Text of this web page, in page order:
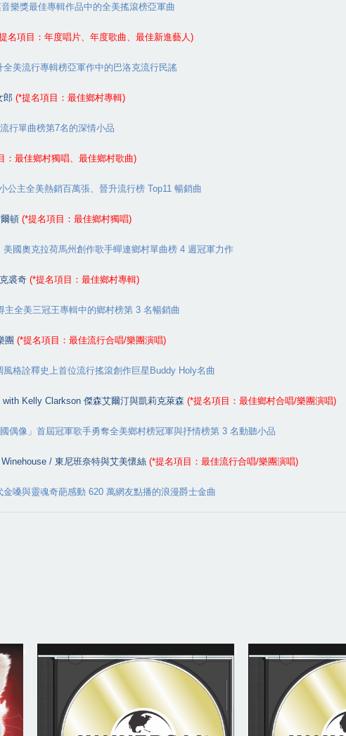
樂獎最佳專輯作品中的全美搖滾榜亞軍曲
名項目：年度唱片、年度歌曲、最佳新進藝人)
美流行專輯榜亞軍作中的巴洛克流行民謠
郎 (*提名項目：最佳鄉村專輯)
行單曲榜第7名的深情小品
：最佳鄉村獨唱、最佳鄉村歌曲)
公主全美熱銷百萬張、晉升流行榜 Top11 暢銷曲
頓 (*提名項目：最佳鄉村獨唱)
美國奧克拉荷馬州創作歌手蟬連鄉村單曲榜 4 週冠軍力作
裘奇 (*提名項目：最佳鄉村專輯)
全美三冠王專輯中的鄉村榜第 3 名暢銷曲
團 (*提名項目：最佳流行合唱/樂團演唱)
格詮釋史上首位流行搖滾創作巨星 Buddy Holy名曲
with Kelly Clarkson 傑森艾爾汀與凱莉克萊森 (*提名項目：最佳鄉村合唱/樂團演唱)
偶像」首屆冠軍歌手勇奪全美鄉村榜冠軍與抒情榜第 3 名動聽小品
/ 東尼班奈特與艾美懷絲 (*提名項目：最佳流行合唱/樂團演唱)
嗓與靈魂奇葩感動 620 萬網友點播的浪漫爵士金曲